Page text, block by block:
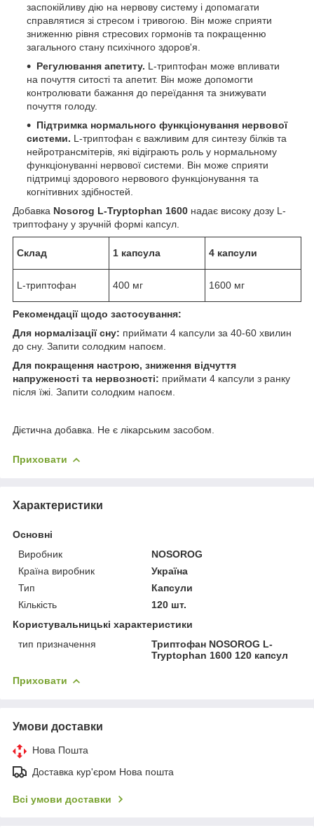
заспокійливу дію на нервову систему і допомагати
справлятися зі стресом і тривогою. Він може сприяти
зниженню рівня стресових гормонів та покращенню
загального стану психічного здоров'я.
Регулювання апетиту. L-триптофан може впливати
на почуття ситості та апетит. Він може допомогти
контролювати бажання до переїдання та знижувати
почуття голоду.
Підтримка нормального функціонування нервової
системи. L-триптофан є важливим для синтезу білків та
нейротрансмітерів, які відіграють роль у нормальному
функціонуванні нервової системи. Він може сприяти
підтримці здорового нервового функціонування та
когнітивних здібностей.
Добавка Nosorog L-Tryptophan 1600 надає високу дозу L-
триптофану у зручній формі капсул.
Склад 1 капсула 4 капсули
L-триптофан 400 мг 1600 мг
Рекомендації щодо застосування:
Для нормалізації сну: приймати 4 капсули за 40-60 хвилин
до сну. Запити солодким напоєм.
Для покращення настрою, зниження відчуття
напруженості та нервозності: приймати 4 капсули з ранку
після їжі. Запити солодким напоєм.
Дієтична добавка. Не є лікарським засобом.
Приховати
Характеристики
Основні
Виробник
NOSOROG
Країна виробник
Україна
Тип
Капсули
Кількість
120 шт.
Користувальницькі характеристики
тип призначення
Триптофан NOSOROG L-
Tryptophan 1600 120 капсул
Приховати
Умови доставки
Нова Пошта
Доставка кур'єром Нова пошта
Всі умови доставки